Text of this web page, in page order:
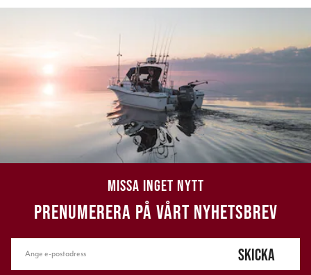
MISSA INGET NYTT
PRENUMERERA PÅ VÅRT NYHETSBREV
SKICKA